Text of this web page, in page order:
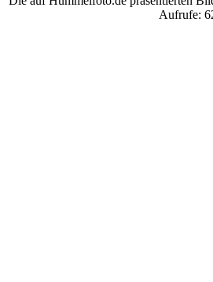
Aufrufe: